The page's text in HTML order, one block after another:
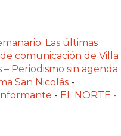
Las últimas
comunicación de Villa
– Periodismo sin agenda
San Nicolás -
- EL NORTE -